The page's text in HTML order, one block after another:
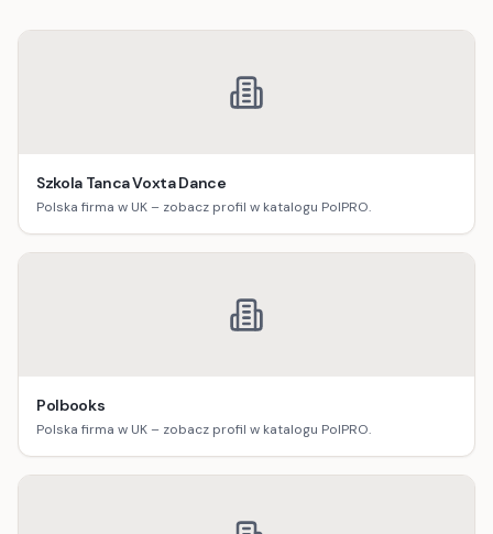
Szkola Tanca Voxta Dance
Polska firma w UK – zobacz profil w katalogu PolPRO.
Polbooks
Polska firma w UK – zobacz profil w katalogu PolPRO.